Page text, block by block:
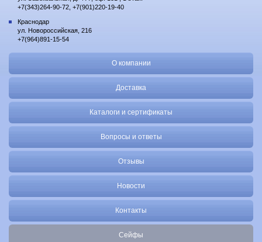
+7(343)264-90-72, +7(901)220-19-40
Краснодар
ул. Новороссийская, 216
+7(964)891-15-54
О компании
Доставка
Каталоги и сертификаты
Вопросы и ответы
Отзывы
Новости
Контакты
Сейфы